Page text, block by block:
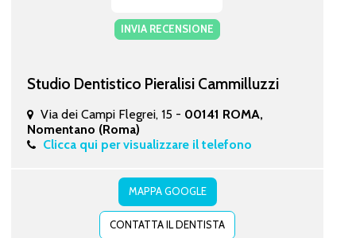
INVIA RECENSIONE
Studio Dentistico Pieralisi Cammilluzzi
Via dei Campi Flegrei, 15 - 00141 ROMA,
Nomentano (Roma)
Clicca qui per visualizzare il telefono
MAPPA GOOGLE
CONTATTA IL DENTISTA